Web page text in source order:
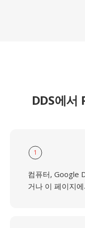
DDS에서
1
컴퓨터, Google
거나 이 페이지